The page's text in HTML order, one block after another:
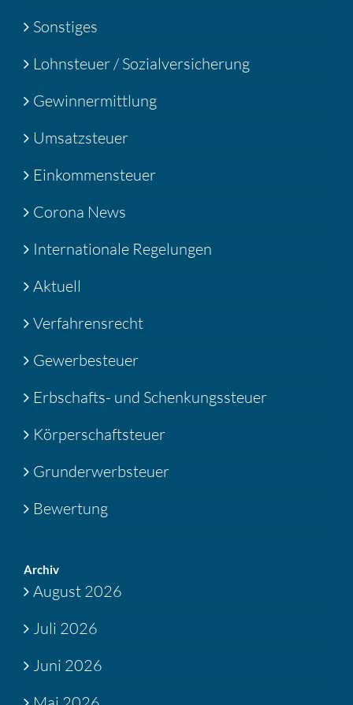
Sonstiges
Lohnsteuer / Sozialversicherung
Gewinnermittlung
Umsatzsteuer
Einkommensteuer
Corona News
Internationale Regelungen
Aktuell
Verfahrensrecht
Gewerbesteuer
Erbschafts- und Schenkungssteuer
Körperschaftsteuer
Grunderwerbsteuer
Bewertung
Archiv
August 2026
Juli 2026
Juni 2026